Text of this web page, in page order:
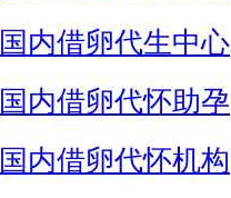
国内借卵代生中心
国内借卵代怀助孕
国内借卵代怀机构